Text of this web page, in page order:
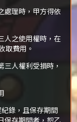
處理時，甲方得依
人之使用權時，在
取費用。
人權利受損時，
錄，且保存期間